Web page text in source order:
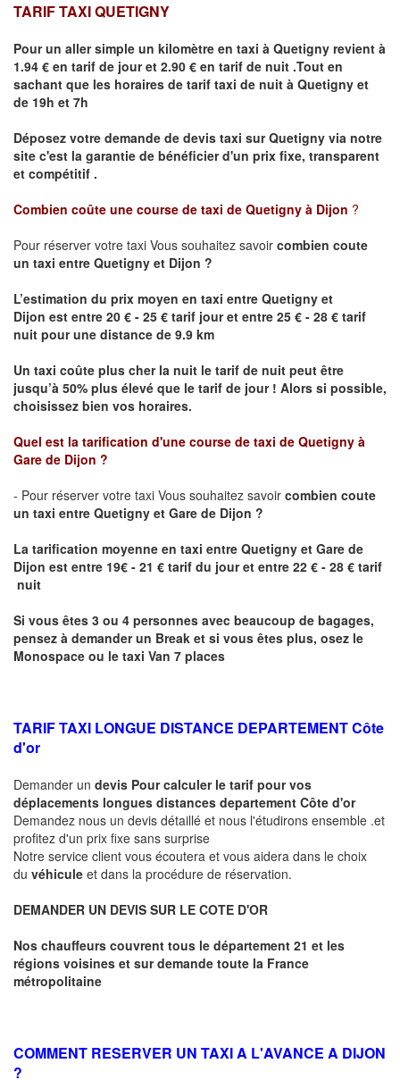
TARIF TAXI QUETIGNY
Pour un aller simple un kilomètre en taxi à Quetigny revient à
1.94 € en tarif de jour et 2.90 € en tarif de nuit .Tout en
sachant que les horaires de tarif taxi de nuit à Quetigny et
de 19h et 7h
Déposez votre demande de devis taxi surQuetigny via notre
site c'est la garantie de bénéficier d'un prix fixe, transparent
et compétitif .
Combien coûte une course de taxi de Quetigny à Dijon ?
Pour réserver votre taxi Vous souhaitez savoir combien coute
un taxi entre Quetigny et Dijon ?
L’estimation du prix moyen en taxi entre Quetigny et
Dijon est entre 20 € - 25 € tarif jour et entre 25 € - 28 € tarif
nuit pour une distance de 9.9 km
Un taxi coûte plus cher la nuit le tarif de nuit peut être
jusqu’à 50% plus élevé que le tarif de jour ! Alors si possible,
choisissez bien vos horaires.
Quel est la tarification d'une course de taxi de Quetigny à
Gare de Dijon ?
- Pour réserver votre taxi Vous souhaitez savoir combien coute
un taxi entre Quetigny et Gare de Dijon ?
La tarification moyenne en taxi entre Quetigny et Gare de
Dijon est entre 19€ - 21 € tarif du jour et entre 22 € - 28 € tarif
nuit
Si vous êtes 3 ou 4 personnes avec beaucoup de bagages,
pensez à demander un Break et si vous êtes plus, osez le
Monospace ou le taxi Van 7 places
TARIF TAXI LONGUE DISTANCE DEPARTEMENT Côte
d'or
Demander un devis Pour calculer le tarif pour vos
déplacements longues distances departement Côte d'or
Demandez nous un devis détaillé et nous l'étudirons ensemble .et
profitez d'un prix fixe sans surprise
Notre service client vous écoutera et vous aidera dans le choix
du véhicule et dans la procédure de réservation.
DEMANDER UN DEVIS SUR LE COTE D'OR
Nos chauffeurs couvrent tous le département 21 et les
régions voisines et sur demande toute la France
métropolitaine
COMMENT RESERVER UN TAXI A L'AVANCE A DIJON
?